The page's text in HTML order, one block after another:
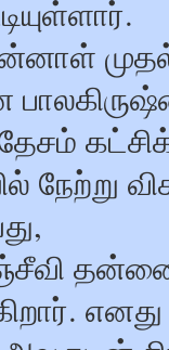
நேற்று